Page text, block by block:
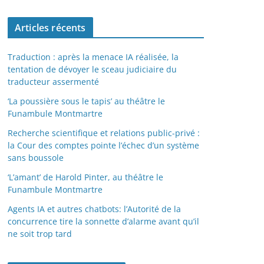
Articles récents
Traduction : après la menace IA réalisée, la
tentation de dévoyer le sceau judiciaire du
traducteur assermenté
‘La poussière sous le tapis’ au théâtre le
Funambule Montmartre
Recherche scientifique et relations public-privé :
la Cour des comptes pointe l’échec d’un système
sans boussole
‘L’amant’ de Harold Pinter, au théâtre le
Funambule Montmartre
Agents IA et autres chatbots: l’Autorité de la
concurrence tire la sonnette d’alarme avant qu’il
ne soit trop tard